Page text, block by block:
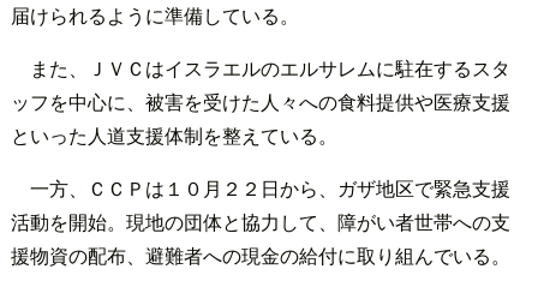
届けられるように準備している。
また、ＪＶＣはイスラエルのエルサレムに駐在するスタ
ッフを中心に、被害を受けた人々への食料提供や医療支援
といった人道支援体制を整えている。
一方、ＣＣＰは１０月２２日から、ガザ地区で緊急支援
活動を開始。現地の団体と協力して、障がい者世帯への支
援物資の配布、避難者への現金の給付に取り組んでいる。